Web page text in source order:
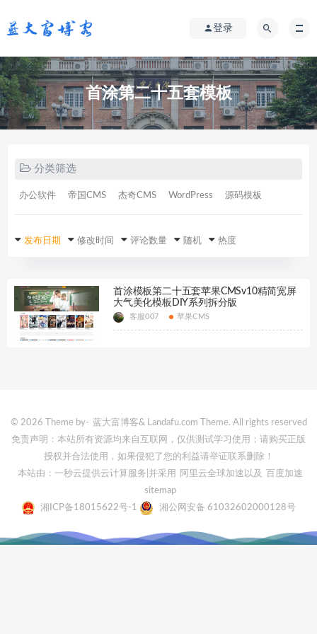
登录
首涂第二十五套模板
分类筛选
办公软件 帝国CMS 杰奇CMS WordPress 源码模板
发布日期 修改时间 评论数量 随机 热度
首涂模板第二十五套苹果CMSv10精简宽屏
大气美化模板DIY系列拆分版
客服007 苹果CMS
© 2026 Theme by- 蓝大富博客& Landafu.com Theme. All rights reserved
免责声明：本站所有资源均来自互联网，仅供测试学习使用；请购买正版
授权并合法使用，如果侵犯了您的利益请举证联系删除！
本站由：一秒云提供云计算服务 |并采用 阿里云全球加速 以及
百度加速
sitemap
湘ICP备18015622号-1
湘公网安备 61032602000128号